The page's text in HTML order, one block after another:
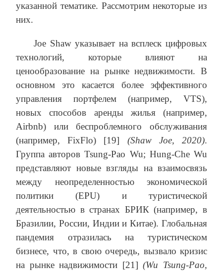
указанной тематике. Рассмотрим некоторые из
них.
Joe Shaw указывает на всплеск цифровых
технологий, которые влияют на
ценообразование на рынке недвижимости. В
основном это касается более эффективного
управления портфелем (например, VTS),
новых способов аренды жилья (например,
Airbnb) или беспроблемного обслуживания
(например, FixFlo) [19] (Shaw Joe, 2020).
Группа авторов Tsung-Pao Wu; Hung-Che Wu
представляют новые взгляды на взаимосвязь
между неопределенностью экономической
политики (EPU) и туристической
деятельностью в странах БРИК (например, в
Бразилии, России, Индии и Китае). Глобальная
пандемия отразилась на туристическом
бизнесе, что, в свою очередь, вызвало кризис
на рынке надвижимости [21](Wu Tsung-Pao,